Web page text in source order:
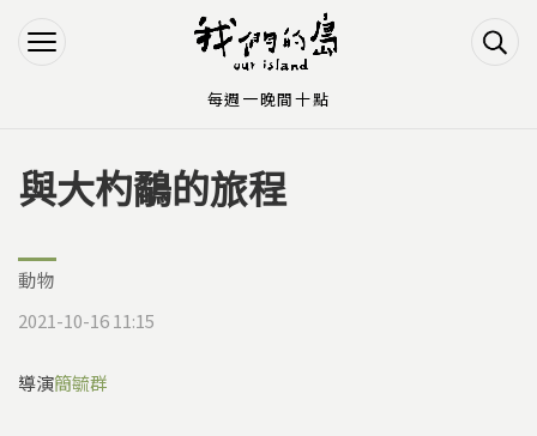
Jump to Navigation
Jump to Main content
您在這裡
與大杓鷸的旅程
動物
2021-10-16 11:15
導演簡毓群
每週一晚間十點